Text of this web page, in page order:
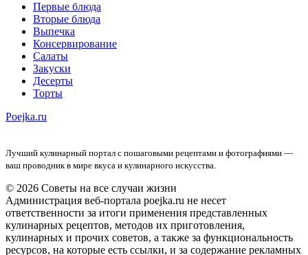
Первые блюда
Вторые блюда
Выпечка
Консервирование
Салаты
Закуски
Десерты
Торты
Poejka.ru
Лучший кулинарный портал с пошаговыми рецептами и фотографиями —
ваш проводник в мире вкуса и кулинарного искусства.
© 2026 Советы на все случаи жизни
Администрация веб-портала poejka.ru не несет
ответственности за итоги применения представленных
кулинарных рецептов, методов их приготовления,
кулинарных и прочих советов, а также за функциональность
ресурсов, на которые есть ссылки, и за содержание рекламных